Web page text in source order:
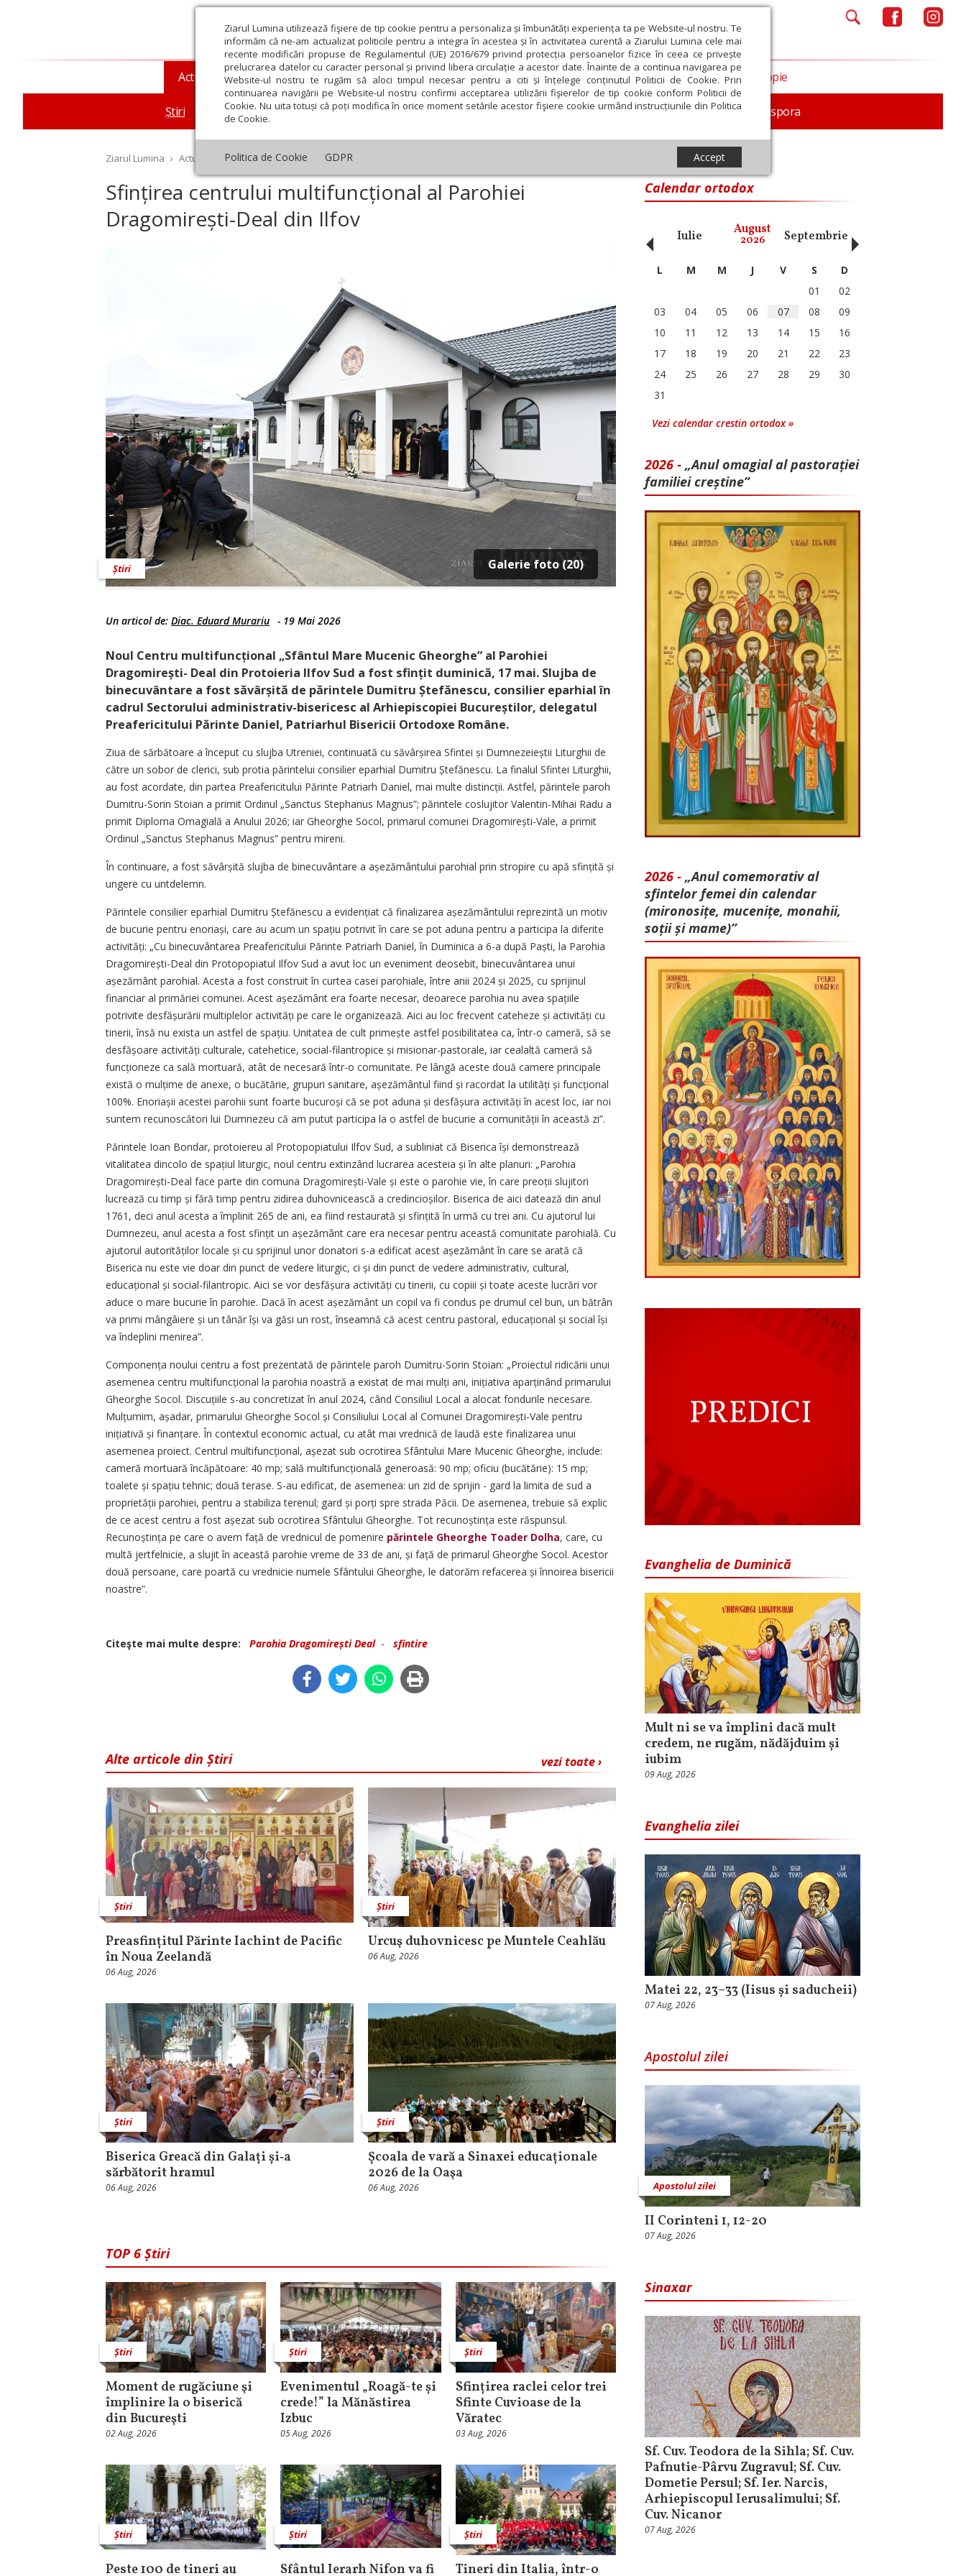
Ziarul Lumina utilizează fişiere de tip cookie pentru a personaliza și îmbunătăți experiența ta pe Website-ul nostru. Te
informăm că ne-am actualizat politicile pentru a integra în acestea și în activitatea curentă a Ziarului Lumina cele mai
recente modificări propuse de Regulamentul (UE) 2016/679 privind protecția persoanelor fizice în ceea ce privește
prelucrarea datelor cu caracter personal și privind libera circulație a acestor date. Înainte de a continua navigarea pe
Website-ul nostru te rugăm să aloci timpul necesar pentru a citi și înțelege conținutul Politicii de Cookie. Prin
continuarea navigării pe Website-ul nostru confirmi acceptarea utilizării fişierelor de tip cookie conform Politicii de
Cookie. Nu uita totuși că poți modifica în orice moment setările acestor fişiere cookie urmând instrucțiunile din Politica
de Cookie.
Politica de Cookie GDPR Accept
Actualitate religioasă
Știri Mesaje și cuvântări An omagial Comunicate de presă Documentar In memoriam Diaspora
Teologie și spiritualitate Educaţie și Cultură Societate Opinii Filantropie
Ziarul Lumina › Actualitate religioasă › Știri › Sfințirea centrului multifuncțional al Parohiei Dragomirești-Deal din Ilfov
Sfințirea centrului multifuncțional al Parohiei
Dragomirești-Deal din Ilfov
Galerie foto (20)
Știri
Un articol de: Diac. Eduard Murariu - 19 Mai 2026
Noul Centru multifuncțional „Sfântul Mare Mucenic Gheorghe” al Parohiei
Dragomirești- Deal din Protoieria Ilfov Sud a fost sfințit duminică, 17 mai. Slujba de
binecuvântare a fost săvârșită de părintele Dumitru Ștefănescu, consilier eparhial în
cadrul Sectorului administrativ-bisericesc al Arhiepiscopiei Bucureștilor, delegatul
Preafericitului Părinte Daniel, Patriarhul Bisericii Ortodoxe Române.
Ziua de sărbătoare a început cu slujba Utreniei, continuată cu săvârșirea Sfintei și Dumnezeieștii Liturghii de
către un sobor de clerici, sub protia părintelui consilier eparhial Dumitru Ștefănescu. La finalul Sfintei Liturghii,
au fost acordate, din partea Preafericitului Părinte Patriarh Daniel, mai multe distincții. Astfel, părintele paroh
Dumitru-Sorin Stoian a primit Ordinul „Sanctus Ste­phanus Magnus”; părintele coslujitor Valentin-Mihai Radu a
primit Diploma Omagială a Anului 2026; iar Gheorghe Socol, primarul comunei Dragomirești-Vale, a primit
Ordinul „Sanctus Stephanus Magnus” pentru mireni.
În continuare, a fost săvârșită slujba de binecuvântare a așezământului parohial prin stropire cu apă sfințită și
ungere cu untdelemn.
Părintele consilier eparhial Dumitru Ștefă­nescu a evidențiat că finalizarea așezămân­tului reprezintă un motiv
de bucurie pentru enoriași, care au acum un spațiu potrivit în care se pot aduna pentru a participa la diferite
activități: „Cu binecuvântarea Preafericitului Părinte Patriarh Daniel, în Duminica a 6-a după Paști, la Parohia
Dragomirești-Deal din Protopopiatul Ilfov Sud a avut loc un eveniment deosebit, binecuvântarea unui
așezământ parohial. Acesta a fost construit în curtea casei parohiale, între anii 2024 și 2025, cu sprijinul
financiar al primăriei comunei. Acest așezământ era foarte necesar, deoarece parohia nu avea spațiile
potrivite desfășurării multiplelor activități pe care le organizează. Aici au loc frecvent cateheze și ac­ti­vi­tăți cu
tinerii, însă nu exista un astfel de spa­țiu. Unitatea de cult primește astfel posibilitatea ca, într-o cameră, să se
desfășoare activități culturale, catehetice, social-filantropice și misionar-pastorale, iar cealaltă cameră să
funcționeze ca sală mortuară, atât de necesară într-o comunitate. Pe lângă aceste două camere principale
există o mulțime de anexe, o bucătărie, grupuri sanitare, așezământul fiind și racordat la utilități și funcțional
100%. Enoriașii acestei parohii sunt foarte bucuroși că se pot aduna și desfășura activități în acest loc, iar noi
suntem recunoscători lui Dumnezeu că am putut participa la o astfel de bucurie a comunității în această zi”.
Părintele Ioan Bondar, protoiereu al Protopopiatului Ilfov Sud, a subliniat că Biserica își demonstrează
vitalitatea dincolo de spațiul liturgic, noul centru extinzând lucrarea acesteia și în alte planuri: „Parohia
Dragomirești-Deal face parte din comuna Dragomirești-Vale și este o parohie vie, în care preoții slujitori
lucrează cu timp și fără timp pentru zidirea duhovnicească a credincioșilor. Biserica de aici datează din anul
1761, deci anul acesta a împlinit 265 de ani, ea fiind restaurată și sfințită în urmă cu trei ani. Cu ajutorul lui
Dumnezeu, anul acesta a fost sfințit un așezământ care era necesar pentru această comunitate parohială. Cu
ajutorul autorităților locale și cu sprijinul unor donatori s-a edificat acest așezământ în care se arată că
Biserica nu este vie doar din punct de vedere liturgic, ci și din punct de vedere administrativ, cultural,
educațional și social-filantropic. Aici se vor desfășura activități cu tinerii, cu copiii și toate aceste lucrări vor
aduce o mare bucurie în parohie. Dacă în acest așezământ un copil va fi condus pe drumul cel bun, un bătrân
va primi mângâiere și un tânăr își va găsi un rost, înseamnă că acest centru pastoral, edu­ca­țional și social își
va îndeplini menirea”.
Componența noului centru a fost prezentată de părintele paroh Dumitru-Sorin Stoian: „Proiectul ridicării unui
asemenea centru multi­funcțional la parohia noastră a existat de mai mulți ani, inițiativa aparținând primarului
Gheor­ghe Socol. Discuțiile s-au concretizat în anul 2024, când Consiliul Local a alocat fondurile ne­cesare.
Mulțumim, așadar, primarului Gheor­ghe Socol și Consiliului Local al Comunei Dragomirești-Vale pentru
inițiativă și finanțare. În contextul economic actual, cu atât mai vrednică de laudă este finalizarea unui
asemenea proiect. Centrul multifuncțional, așezat sub ocro­tirea Sfântului Mare Mucenic Gheorghe, in­clude:
cameră mortuară încăpătoare: 40 mp; sală multifuncțională generoasă: 90 mp; oficiu (bucătărie): 15 mp;
toalete și spațiu tehnic; două terase. S-au edificat, de asemenea: un zid de sprijin - gard la limita de sud a
proprietății parohiei, pentru a stabiliza terenul; gard și porți spre strada Păcii. De asemenea, trebuie să explic
de ce acest centru a fost așezat sub ocrotirea Sfântului Gheorghe. Tot recunoștința este răspunsul.
Recunoștința pe care o avem față de vrednicul de pomenire părintele Gheorghe Toader Dolha, care, cu
multă jertfelnicie, a slujit în această parohie vreme de 33 de ani, și față de primarul Gheorghe Socol. Acestor
două persoane, care poartă cu vrednicie numele Sfântului Gheorghe, le datorăm refacerea și înnoirea bisericii
noastre”.
Citeşte mai multe despre: Parohia Dragomirești Deal- sfintire
vezi toate ›
Alte articole din Știri
Știri
Preasfințitul Părinte Iachint de Pacific
în Noua Zeelandă
06 Aug, 2026
Știri
Urcuş duhovnicesc pe Muntele Ceahlău
06 Aug, 2026
Știri
Biserica Greacă din Galați și‑a
sărbătorit hramul
06 Aug, 2026
Știri
Școala de vară a Sinaxei educaționale
2026 de la Oaşa
06 Aug, 2026
TOP 6 Știri
Știri
Moment de rugăciune şi
împlinire la o biserică
din Bucureşti
02 Aug, 2026
Știri
Evenimentul „Roagă-te și
crede!” la Mănăstirea
Izbuc
05 Aug, 2026
Știri
Sfințirea raclei celor trei
Sfinte Cuvioase de la
Văratec
03 Aug, 2026
Știri
Peste 100 de tineri au
Știri
Sfântul Ierarh Nifon va fi
Știri
Tineri din Italia, într-o
Calendar ortodox
Octombrie Noiembrie Iulie August
2026 Septembrie Octombrie
‹ L M M J V S
D
01
02
03
04 05 06 07 08
09
10
11 12 13 14 15
16
17
18 19 20 21 22
23
24
25 26 27 28 29
30
31
Vezi calendar crestin ortodox »
2026 - „Anul omagial al pastorației
familiei creștine”
2026 - „Anul comemorativ al
sfintelor femei din calendar
(mironosițe, mu­cenițe, monahii,
soții și mame)”
Evanghelia de Duminică
Mult ni se va împlini dacă mult
credem, ne rugăm, nădăjduim și
iubim
09 Aug, 2026
Evanghelia zilei
Matei 22, 23–33 (Iisus și saducheii)
07 Aug, 2026
Apostolul zilei
Apostolul zilei
II Corinteni 1, 12-20
07 Aug, 2026
Sinaxar
Sf. Cuv. Teodora de la Sihla; Sf. Cuv.
Pafnutie-Pârvu Zugravul; Sf. Cuv.
Dometie Persul; Sf. Ier. Narcis,
Arhiepiscopul Ierusalimului; Sf.
Cuv. Nicanor
07 Aug, 2026